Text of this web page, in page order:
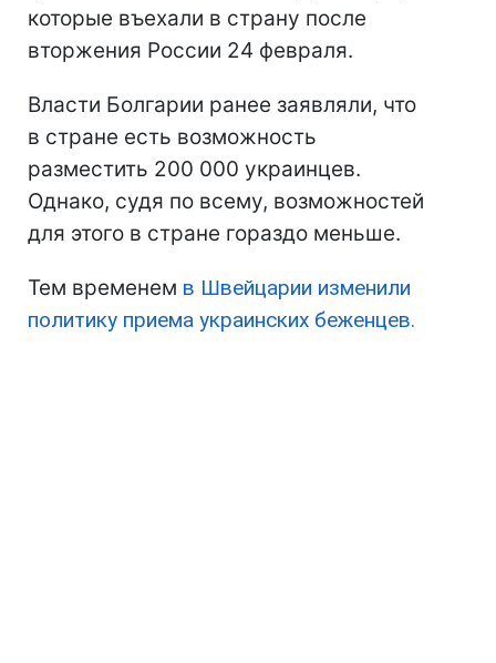
которые въехали в страну после
вторжения России 24 февраля.
Власти Болгарии ранее заявляли, что
в стране есть возможность
разместить 200 000 украинцев.
Однако, судя по всему, возможностей
для этого в стране гораздо меньше.
Тем временем в Швейцарии изменили
политику приема украинских беженцев.